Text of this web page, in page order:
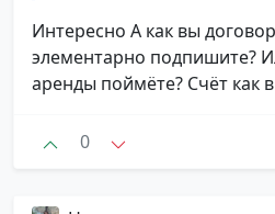
Интересно А как вы
элементарно подпишите?
аренды поймёте? Счёт как
0